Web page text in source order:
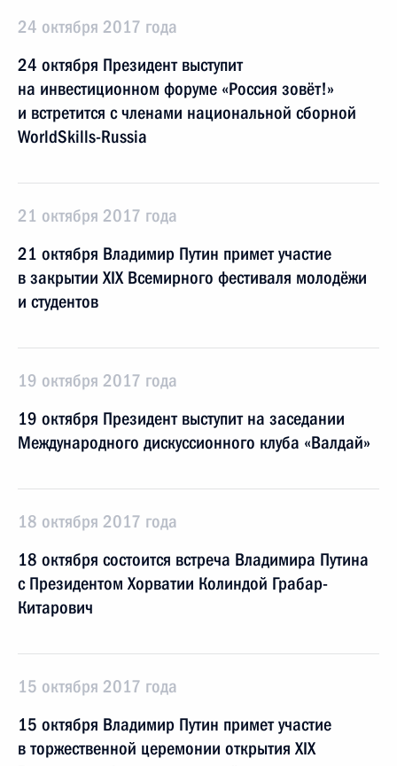
24 октября 2017 года
24 октября Президент выступит
на инвестиционном форуме «Россия зовёт!»
и встретится с членами национальной сборной
WorldSkills-Russia
21 октября 2017 года
21 октября Владимир Путин примет участие
в закрытии XIX Всемирного фестиваля молодёжи
и студентов
19 октября 2017 года
19 октября Президент выступит на заседании
Международного дискуссионного клуба «Валдай»
18 октября 2017 года
18 октября состоится встреча Владимира Путина
с Президентом Хорватии Колиндой Грабар-
Китарович
15 октября 2017 года
15 октября Владимир Путин примет участие
в торжественной церемонии открытия XIX